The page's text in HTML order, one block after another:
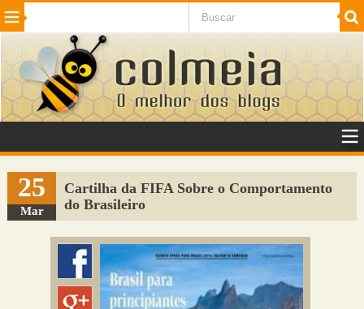
Beleza Cinema e TV
Internet Jogos NotÃ­cias SaÃºde
VeÃ­culos Adulto
Sugerir Link
Adicionar Blog
Colmeia Exchange
Perguntas Frequentes
25
Mar
Cartilha da FIFA Sobre o Comportamento
do Brasileiro